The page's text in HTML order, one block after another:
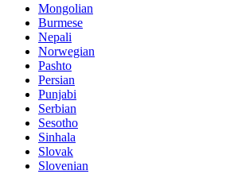
Mongolian
Burmese
Nepali
Norwegian
Pashto
Persian
Punjabi
Serbian
Sesotho
Sinhala
Slovak
Slovenian